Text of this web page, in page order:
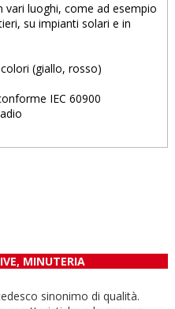
vari luoghi, come ad esempio
su impianti solari e in
(giallo, rosso)
IEC 60900
MINUTERIA
sinonimo di qualità.